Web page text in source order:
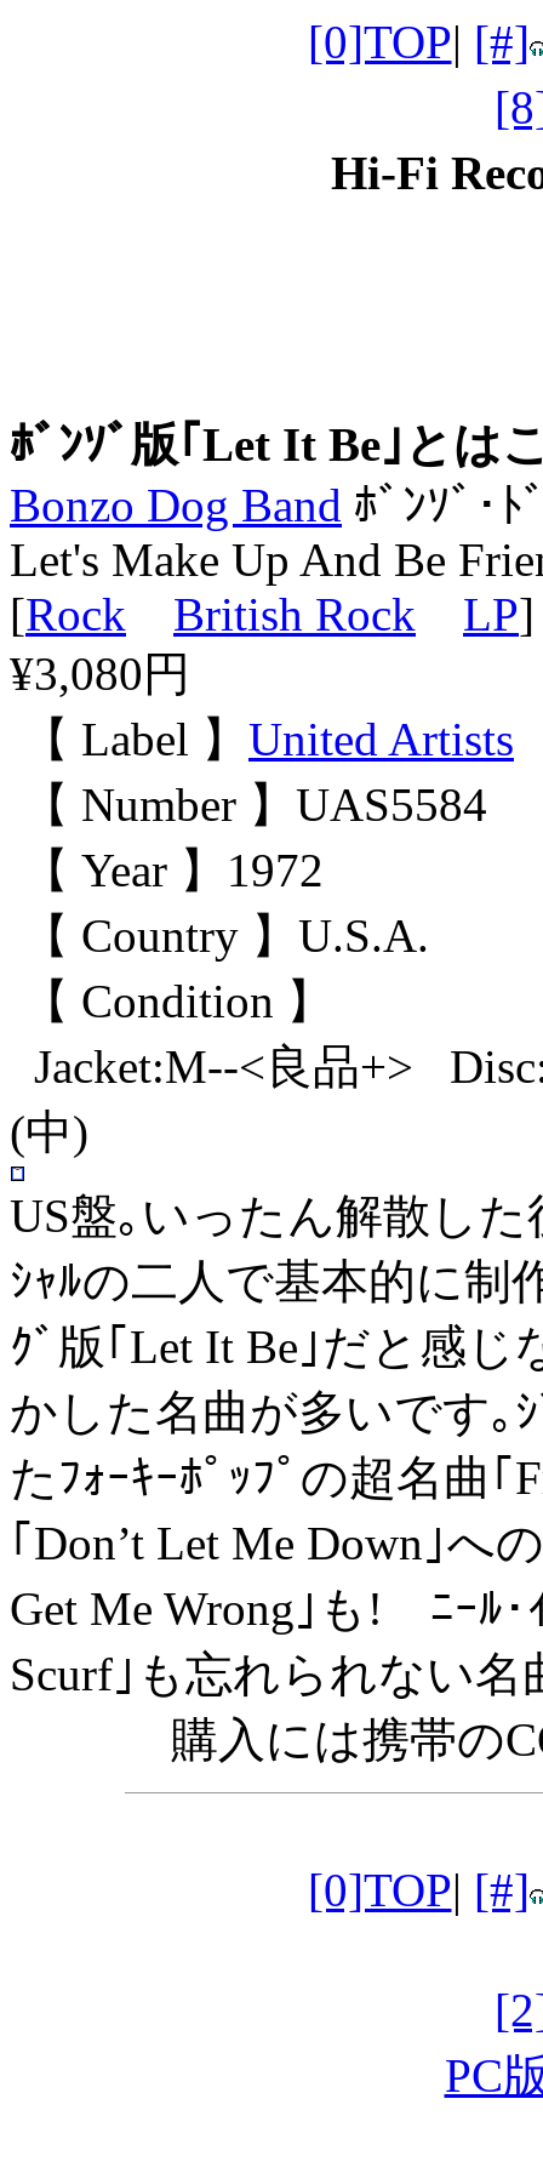
[0]TOP| [#]
Hi-Fi
ﾎﾞﾝｿﾞ版｢Let It Be｣とは
Bonzo Dog Band ﾎﾞﾝｿﾞ･ﾄ
Let's Make Up And Be
[Rock British Rock LP]
¥3,080円
【 Label 】 United Artists
【 Number 】UAS5584
【 Year 】1972
【 Country 】U.S.A.
【 Condition 】
Jacket:M--<良品+>
(中)
US盤｡いったん解散した
ｼｬﾙの二人で基本的に制
ｸﾞ版｢Let It Be｣だと感じ
かした名曲が多いです｡
たﾌｫｰｷｰﾎﾟｯﾌﾟの超名曲｢
｢Don’t Let Me Down｣へ
Get Me Wrong｣も! ﾆｰﾙ･
Scurf｣も忘れられない名
購入には携帯の
[0]TOP| [#]
PC